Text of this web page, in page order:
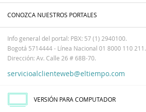
CONOZCA NUESTROS PORTALES
Info general del portal: PBX: 57 (1) 2940100.
Bogotá 5714444 - Línea Nacional 01 8000 110 211.
Dirección: Av. Calle 26 # 68B-70.
servicioalclienteweb@eltiempo.com
VERSIÓN PARA COMPUTADOR